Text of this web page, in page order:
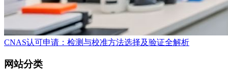
CNAS认可申请：检测与校准方法选择及验证全解析
网站分类